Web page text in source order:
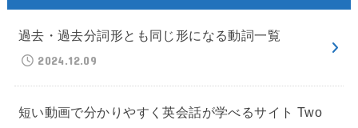
過去・過去分詞形とも同じ形になる動詞一覧
2024.12.09
短い動画で分かりやすく英会話が学べるサイト Two